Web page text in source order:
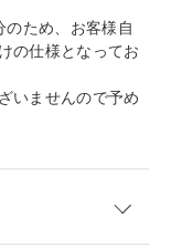
ため、お客様自
の仕様となってお
いませんので予め